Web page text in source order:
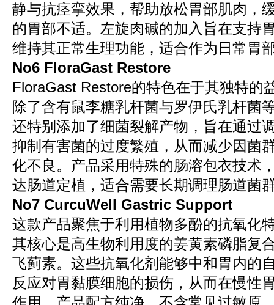
静与抗痉挛效果，帮助放松胃部肌肉，
的胃部不适。左旋肉碱的加入旨在支持
维持其正常生理功能，适合作为日常胃
No6 FloraGast Restore
FloraGast Restore的特色在于其独特的
除了含有鼠李糖乳杆菌与罗伊氏乳杆菌
还特别添加了细菌裂解产物，旨在通过
抑制有害菌的过度繁殖，从而减少因菌
化不良。产品采用特殊的肠溶包衣技术
达肠道定植，适合需要长期调理肠道菌
No7 CurcuWell Gastric Support
这款产品聚焦于利用植物多酚的抗氧化
其核心是高生物利用度的姜黄素磷脂复
飞蓟素。这些抗氧化剂能够中和胃内的
反应对胃黏膜细胞的损伤，从而在慢性